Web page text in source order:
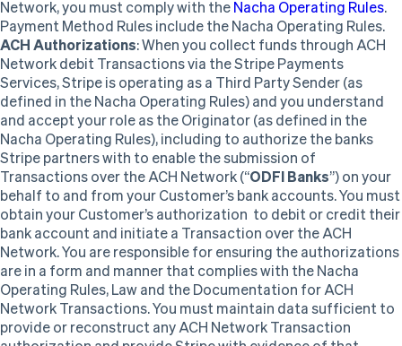
Network, you must comply with theNacha Operating Rules.
Payment Method Rules include the Nacha Operating Rules.
ACH Authorizations: When you collect funds through ACH
Network debit Transactions via the Stripe Payments
Services, Stripe is operating as a Third Party Sender (as
defined in the Nacha Operating Rules) and you understand
and accept your role as the Originator (as defined in the
Nacha Operating Rules), including to authorize the banks
Stripe partners with to enable the submission of
Transactions over the ACH Network (“ODFI Banks”) on your
behalf to and from your Customer’s bank accounts. You must
obtain your Customer’s authorization to debit or credit their
bank account and initiate a Transaction over the ACH
Network. You are responsible for ensuring the authorizations
are in a form and manner that complies with the Nacha
Operating Rules, Law and the Documentation for ACH
Network Transactions. You must maintain data sufficient to
provide or reconstruct any ACH Network Transaction